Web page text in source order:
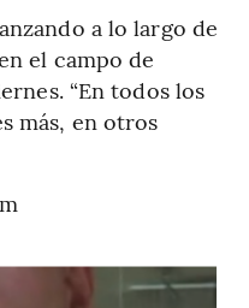
a lo largo de
el campo de
“En todos los
más, en otros